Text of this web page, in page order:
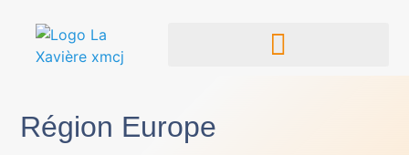
Région Europe